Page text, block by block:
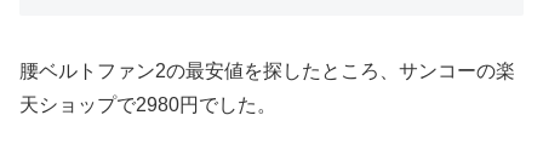
腰ベルトファン2の最安値を探したところ、サンコーの楽
天ショップで2980円でした。